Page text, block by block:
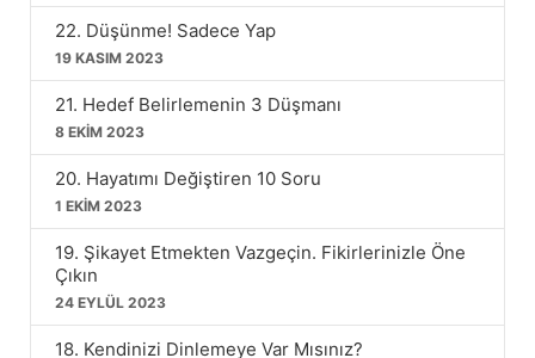
22. Düşünme! Sadece Yap
19 KASIM 2023
21. Hedef Belirlemenin 3 Düşmanı
8 EKIM 2023
20. Hayatımı Değiştiren 10 Soru
1 EKIM 2023
19. Şikayet Etmekten Vazgeçin. Fikirlerinizle Öne
Çıkın
24 EYLÜL 2023
18. Kendinizi Dinlemeye Var Mısınız?